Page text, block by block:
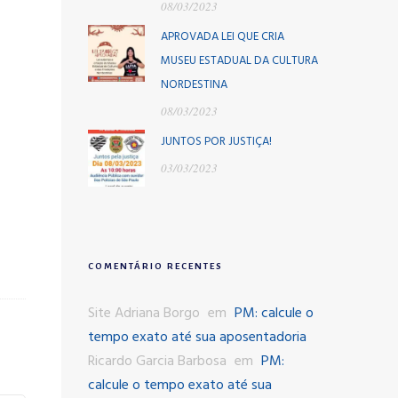
08/03/2023
APROVADA LEI QUE CRIA
MUSEU ESTADUAL DA CULTURA
NORDESTINA
08/03/2023
JUNTOS POR JUSTIÇA!
03/03/2023
COMENTÁRIO RECENTES
Site Adriana Borgo em PM: calcule o
tempo exato até sua aposentadoria
Ricardo Garcia Barbosa em PM:
calcule o tempo exato até sua